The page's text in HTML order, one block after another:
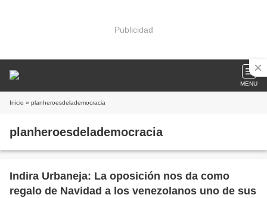
Publicidad
MENU
Inicio » planheroesdelademocracia
planheroesdelademocracia
Indira Urbaneja: La oposición nos da como
regalo de Navidad a los venezolanos uno de sus